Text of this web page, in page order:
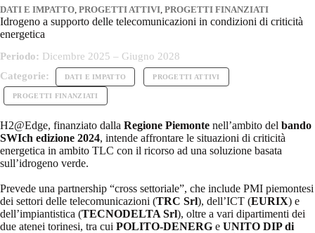
DATI E IMPATTO, PROGETTI ATTIVI, PROGETTI FINANZIATI
Idrogeno a supporto delle telecomunicazioni in condizioni di criticità
energetica
Periodo: Dicembre 2025 – Giugno 2028
Categorie:
DATI E IMPATTO PROGETTI ATTIVI
PROGETTI FINANZIATI
H2@Edge, finanziato dalla Regione Piemonte nell’ambito del bando
SWIch edizione 2024, intende affrontare le situazioni di criticità
energetica in ambito TLC con il ricorso ad una soluzione basata
sull’idrogeno verde.
Prevede una partnership “cross settoriale”, che include PMI piemontesi
dei settori delle telecomunicazioni (TRC Srl), dell’ICT (EURIX) e
dell’impiantistica (TECNODELTA Srl), oltre a vari dipartimenti dei
due atenei torinesi, tra cui POLITO-DENERG e UNITO DIP di